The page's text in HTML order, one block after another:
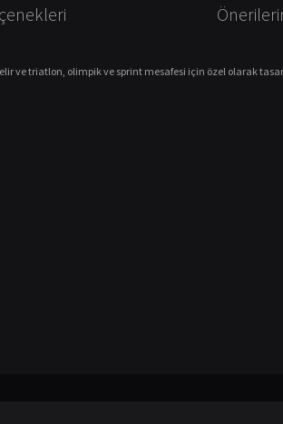
ve triatlon, olimpik ve sprint mesafesi için özel olarak